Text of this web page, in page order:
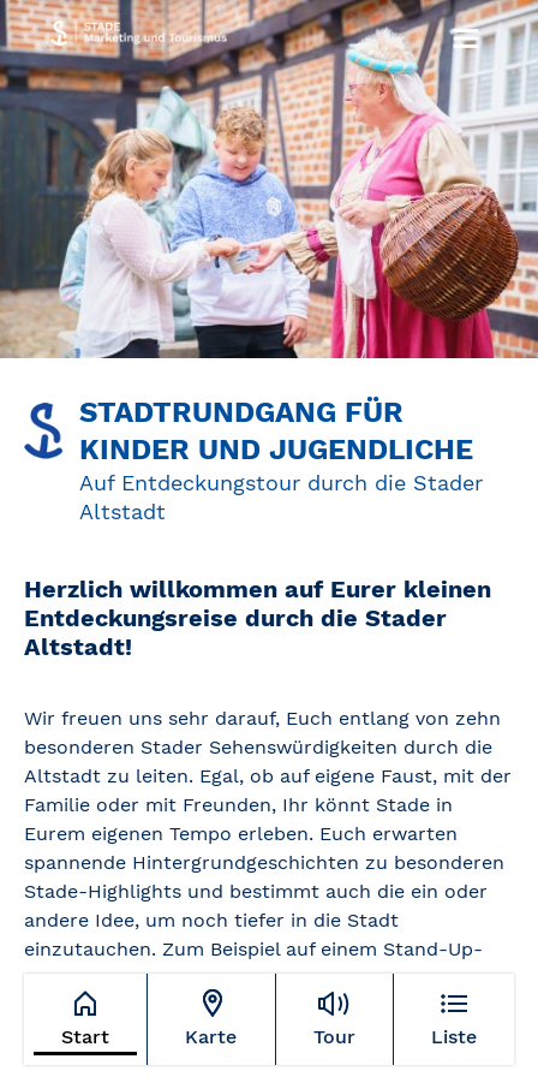
STADTRUNDGANG FÜR
KINDER UND JUGENDLICHE
Auf Entdeckungstour durch die Stader
Altstadt
Herzlich willkommen auf Eurer kleinen
Entdeckungsreise durch die Stader
Altstadt!
Wir freuen uns sehr darauf, Euch entlang von zehn
besonderen Stader Sehenswürdigkeiten durch die
Altstadt zu leiten. Egal, ob auf eigene Faust, mit der
Familie oder mit Freunden, Ihr könnt Stade in
Eurem eigenen Tempo erleben. Euch erwarten
spannende Hintergrundgeschichten zu besonderen
Stade-Highlights und bestimmt auch die ein oder
andere Idee, um noch tiefer in die Stadt
einzutauchen. Zum Beispiel auf einem Stand-Up-
Paddeling-Bord oder per Kanu. Seid ihr bereit?
Dann kann es losgehen!
Start
Karte Tour Liste